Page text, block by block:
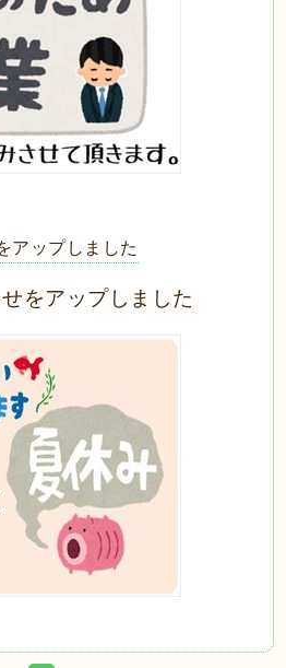
アップしました
をアップしました